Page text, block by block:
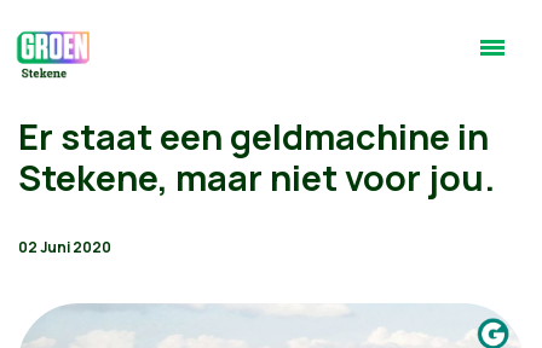
Er staat een geldmachine in
Stekene, maar niet voor jou.
02 Juni 2020